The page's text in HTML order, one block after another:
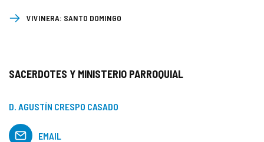
VIVINERA: SANTO DOMINGO
SACERDOTES Y MINISTERIO PARROQUIAL
D. AGUSTÍN CRESPO CASADO
EMAIL